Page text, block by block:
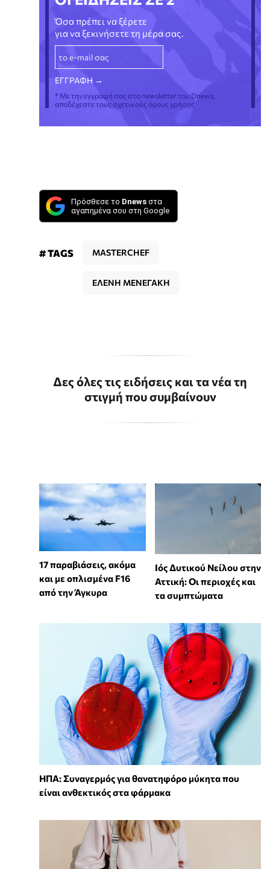
Όσα πρέπει να ξέρετε
για να ξεκινήσετε τη μέρα σας.
* Με την εγγραφή σας στο newsletter του Dnews,
αποδέχεστε τους σχετικούς όρους χρήσης
Πρόσθεσε το Dnews στα
αγαπημένα σου στη Google
# TAGS MASTERCHEF
ΕΛΕΝΗ ΜΕΝΕΓΑΚΗ
Δες όλες τις ειδήσεις και τα νέα τη
στιγμή που συμβαίνουν
17 παραβιάσεις, ακόμα
και με οπλισμένα F16
από την Άγκυρα
Ιός Δυτικού Νείλου στην
Αττική: Οι περιοχές και
τα συμπτώματα
ΗΠΑ: Συναγερμός για θανατηφόρο μύκητα που
είναι ανθεκτικός στα φάρμακα